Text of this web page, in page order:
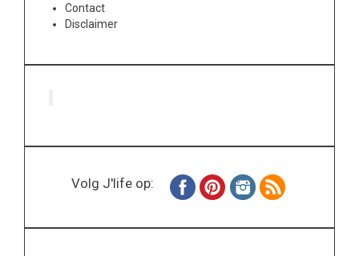
Contact
Disclaimer
Volg J'life op: